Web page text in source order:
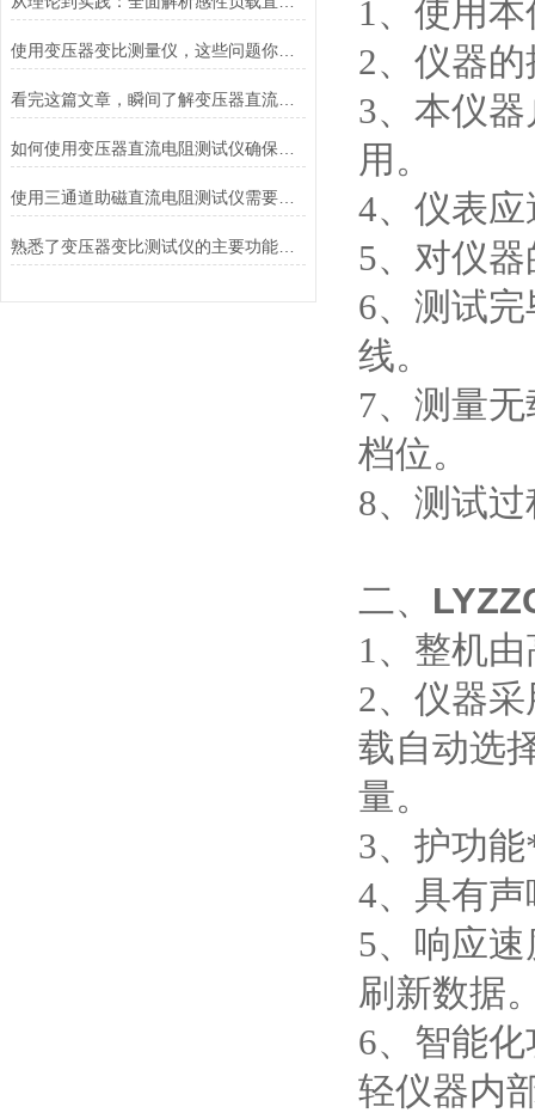
使用变压器变比测量仪，这些问题你注意了吗？
看完这篇文章，瞬间了解变压器直流电阻速测仪了
使用三通道助磁直流电阻测试仪需要满足哪些条件
熟悉了变压器变比测试仪的主要功能，才能更好地使用它
1、使用
2、仪器
3、本仪
用。
4、仪表
5、对仪
6、测试
线。
7、测量
档位。
8、测试
二、
1、整机
2、仪器
载自动选
量。
3、护功
4、具有
5、响应
刷新数据
6、智能
轻仪器内